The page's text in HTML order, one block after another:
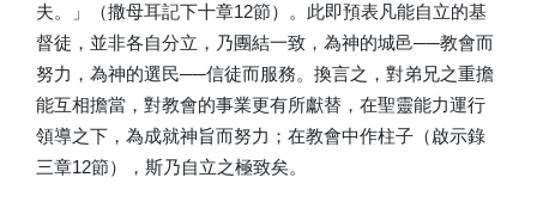
夫。」（撒母耳記下十章12節）。此即預表凡能自立的基
督徒，並非各自分立，乃團結一致，為神的城邑──教會而
努力，為神的選民──信徒而服務。換言之，對弟兄之重擔
能互相擔當，對教會的事業更有所獻替，在聖靈能力運行
領導之下，為成就神旨而努力；在教會中作柱子（啟示錄
三章12節），斯乃自立之極致矣。